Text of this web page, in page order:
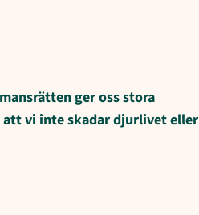
ger oss stora
vi inte skadar djurlivet eller